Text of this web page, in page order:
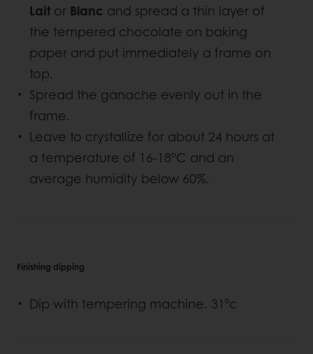
Lait or Blanc and spread a thin layer of
the tempered chocolate on baking
paper and put immediately a frame on
top.
Spread the ganache evenly out in the
frame.
Leave to crystallize for about 24 hours at
a temperature of 16-18°C and an
average humidity below 60%.
Finishing dipping
Dip with tempering machine. 31⁰c